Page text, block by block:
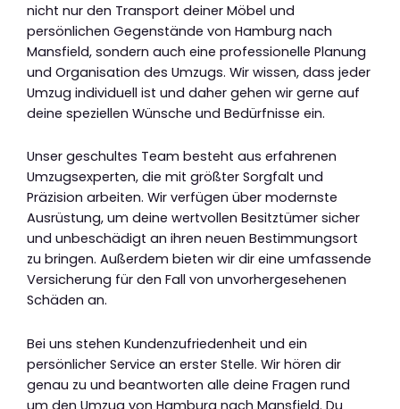
nicht nur den Transport deiner Möbel und
persönlichen Gegenstände von Hamburg nach
Mansfield, sondern auch eine professionelle Planung
und Organisation des Umzugs. Wir wissen, dass jeder
Umzug individuell ist und daher gehen wir gerne auf
deine speziellen Wünsche und Bedürfnisse ein.
Unser geschultes Team besteht aus erfahrenen
Umzugsexperten, die mit größter Sorgfalt und
Präzision arbeiten. Wir verfügen über modernste
Ausrüstung, um deine wertvollen Besitztümer sicher
und unbeschädigt an ihren neuen Bestimmungsort
zu bringen. Außerdem bieten wir dir eine umfassende
Versicherung für den Fall von unvorhergesehenen
Schäden an.
Bei uns stehen Kundenzufriedenheit und ein
persönlicher Service an erster Stelle. Wir hören dir
genau zu und beantworten alle deine Fragen rund
um den Umzug von Hamburg nach Mansfield. Du